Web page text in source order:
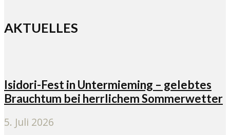
AKTUELLES
Isidori-Fest in Untermieming – gelebtes
Brauchtum bei herrlichem Sommerwetter
5. Juli 2026